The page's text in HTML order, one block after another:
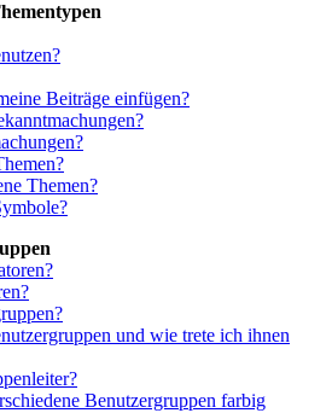
Beiträge einfügen?
Themen?
und wie trete ich ihnen
Benutzergruppen farbig